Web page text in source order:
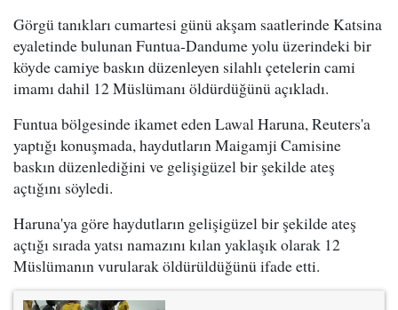
Görgü tanıkları cumartesi günü akşam saatlerinde Katsina
eyaletinde bulunan Funtua-Dandume yolu üzerindeki bir
köyde camiye baskın düzenleyen silahlı çetelerin cami
imamı dahil 12 Müslümanı öldürdüğünü açıkladı.
Funtua bölgesinde ikamet eden Lawal Haruna, Reuters'a
yaptığı konuşmada, haydutların Maigamji Camisine
baskın düzenlediğini ve gelişigüzel bir şekilde ateş
açtığını söyledi.
Haruna'ya göre haydutların gelişigüzel bir şekilde ateş
açtığı sırada yatsı namazını kılan yaklaşık olarak 12
Müslümanın vurularak öldürüldüğünü ifade etti.